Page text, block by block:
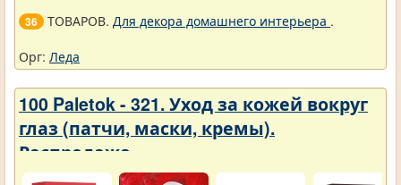
36 ТОВАРОВ. Для декора домашнего интерьера .
Орг: Леда
100 Paletok - 321. Уход за кожей вокруг
глаз (патчи, маски, кремы).
Распродажа